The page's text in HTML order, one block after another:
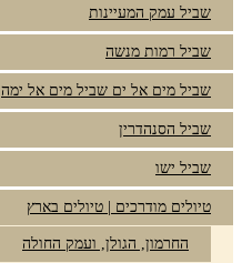
שביל עמק המעיינות
שביל רמות מנשה
שביל מים אל ים שביל מים אל ימה
שביל הסנהדרין
שביל ישו
טיולים מודרכים | טיולים בארץ
החרמון, הגולן, ועמק החולה